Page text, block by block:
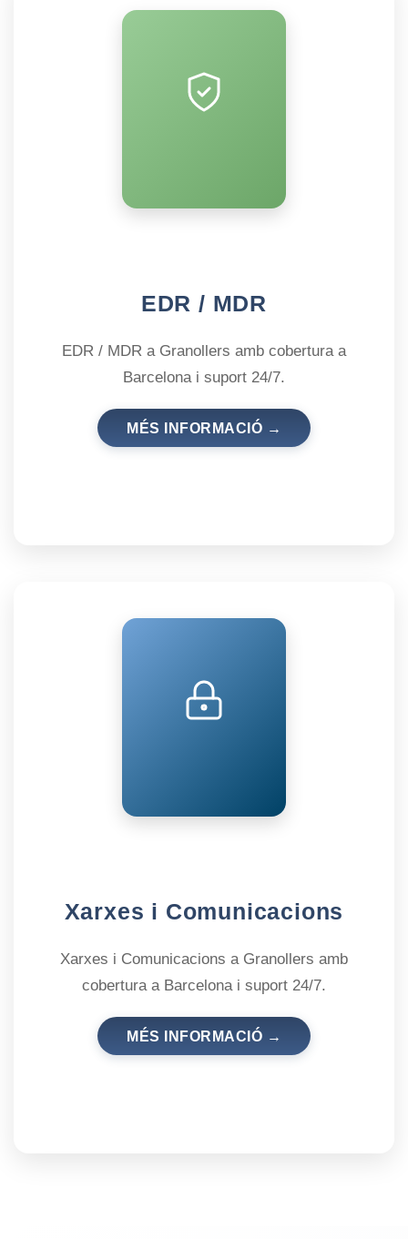
EDR / MDR
EDR / MDR a Granollers amb cobertura a
Barcelona i suport 24/7.
MÉS INFORMACIÓ →
Xarxes i Comunicacions
Xarxes i Comunicacions a Granollers amb
cobertura a Barcelona i suport 24/7.
MÉS INFORMACIÓ →